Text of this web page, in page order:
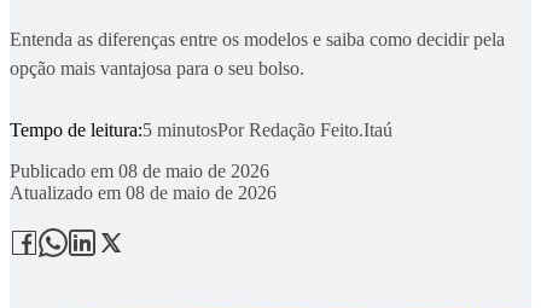
Entenda as diferenças entre os modelos e saiba como decidir pela
opção mais vantajosa para o seu bolso.
Tempo de leitura:5 minutosPorRedação Feito.Itaú
Publicado em 08 de maio de 2026
Atualizado em 08 de maio de 2026